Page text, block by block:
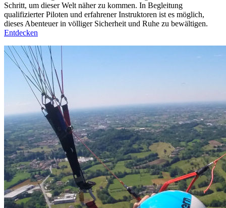
Schritt, um dieser Welt näher zu kommen. In Begleitung
qualifizierter Piloten und erfahrener Instruktoren ist es möglich,
dieses Abenteuer in völliger Sicherheit und Ruhe zu bewältigen.
Entdecken